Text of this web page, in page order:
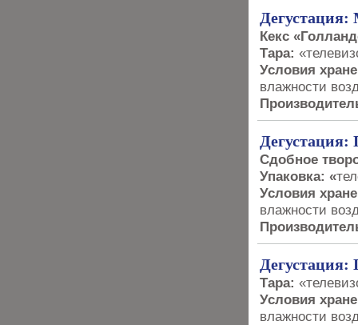
Кекс
Тара:
Условия
влажности
Дегустация:
Сдобное
Упаковка: «
Условия
влажности
Дегустация:
Тара:
Условия
влажности